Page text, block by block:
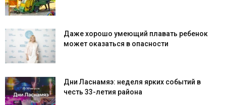
Даже хорошо умеющий плавать ребенок
может оказаться в опасности
Дни Ласнамяэ: неделя ярких событий в
честь 33-летия района